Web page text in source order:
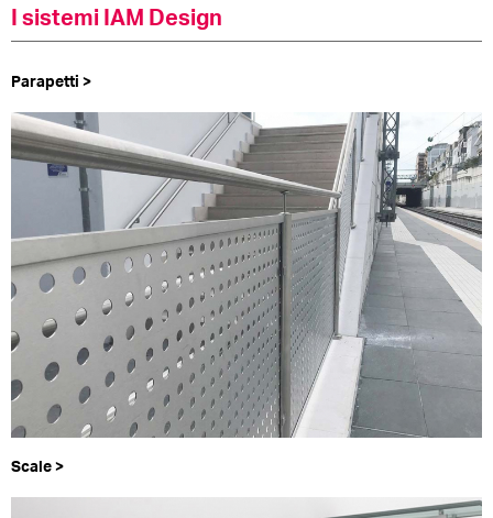
I sistemi IAM Design
Parapetti >
Scale >